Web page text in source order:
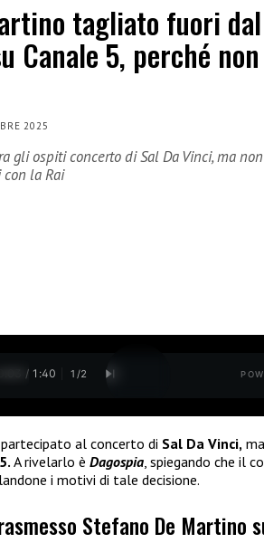
tagliato fuori
Canale 5, perché
2025
gli ospiti concerto di Sal Da Vinci, ma
la Rai
0:05 / 1:40 1 /2
al concerto di Sal Da Vinci,
A rivelarlo è Dagospia , spiegando che il
i motivi di tale decisione.
Stefano De Martino